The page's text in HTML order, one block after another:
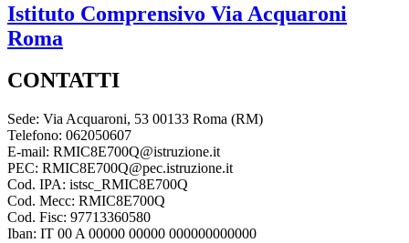
Istituto Comprensivo Via Acquaroni
Roma
CONTATTI
Sede: Via Acquaroni, 53 00133 Roma (RM)
Telefono: 062050607
E-mail: RMIC8E700Q@istruzione.it
PEC: RMIC8E700Q@pec.istruzione.it
Cod. IPA: istsc_RMIC8E700Q
Cod. Mecc: RMIC8E700Q
Cod. Fisc: 97713360580
Iban: IT 00 A 00000 00000 000000000000